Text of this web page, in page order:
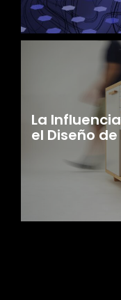
La
el Diseño